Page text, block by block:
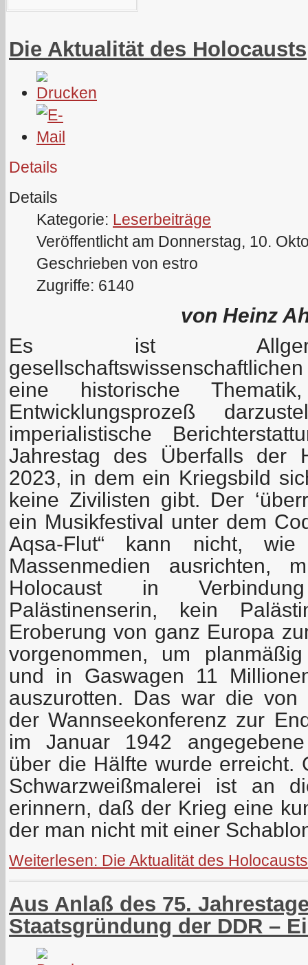
Die Aktualität des Holocausts
Details
Details
Kategorie: Leserbeiträge
Veröffentlicht am Donnerstag, 10.
Geschrieben von estro
Zugriffe: 6140
von Heinz
Es ist
eine historische
Entwicklungsprozeß
imperialistische
Jahrestag des Überfalls der
2023, in dem ein Kriegsbild
keine Zivilisten gibt. Der
ein Musikfestival unter dem
Aqsa-Flut“ kann nicht,
Massenmedien ausrichten,
Holocaust in
Palästinenserin, kein
Eroberung von ganz Europa
vorgenommen, um
und in Gaswagen 11
auszurotten. Das war die von
der Wannseekonferenz zur
im Januar 1942 angegebene
über die Hälfte wurde erreicht.
Schwarzweißmalerei ist an
erinnern, daß der Krieg eine
der man nicht mit einer
Weiterlesen: Die Aktualität des Holocausts
Aus Anlaß des 75.
Staatsgründung der DDR –